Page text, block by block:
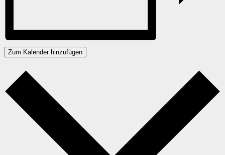
Zum Kalender hinzufügen